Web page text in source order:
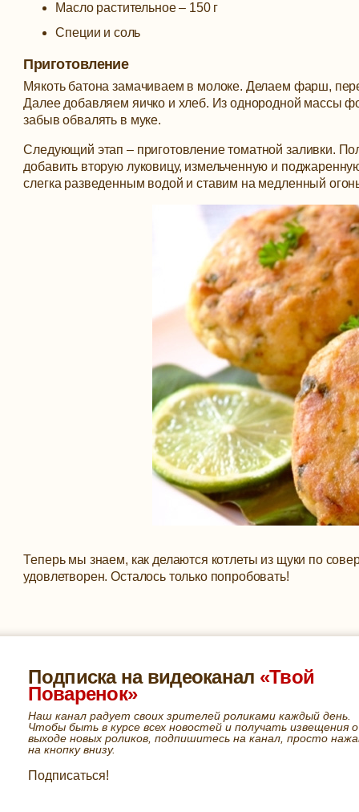
Масло растительное – 150 г
Специи и соль
Приготовление
Мякоть батона замачиваем в молоке. Делаем фарш,
Далее добавляем яичко и хлеб. Из однородной массы
забыв обвалять в муке.
Следующий этап – приготовление томатной заливки.
добавить вторую луковицу, измельченную и
слегка разведенным водой и ставим на медленный
Теперь мы знаем, как делаются котлеты из щуки по
удовлетворен. Осталось только попробовать!
Подписка на видеоканал «Твой
Поваренок»
Наш канал радует своих зрителей роликами каждый день.
Чтобы быть в курсе всех новостей и получать извещения о
выходе новых роликов, подпишитесь на канал, просто
на кнопку внизу.
Подписаться!